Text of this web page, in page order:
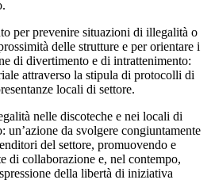
per prevenire situazioni di illegalità o
delle strutture e per orientare i
di divertimento e di intrattenimento:
attraverso la stipula di protocolli di
locali di settore.
nelle discoteche e nei locali di
un’azione da svolgere congiuntamente
del settore, promuovendo e
di collaborazione e, nel contempo,
della libertà di iniziativa